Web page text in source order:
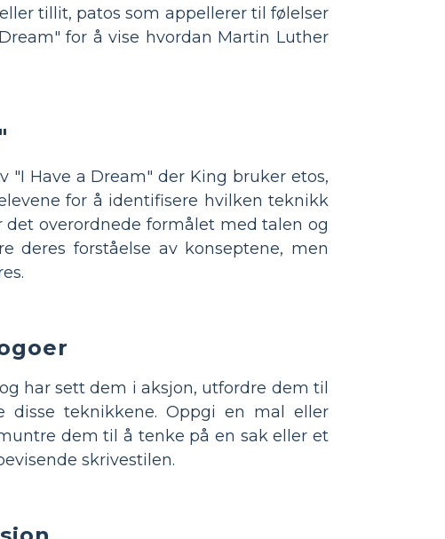
tillit, patos som appellerer til følelser
for å vise hvordan Martin Luther
"I Have a Dream" der King bruker etos,
for å identifisere hvilken teknikk
overordnede formålet med talen og
deres forståelse av konseptene, men
har sett dem i aksjon, utfordre dem til
disse teknikkene. Oppgi en mal eller
dem til å tenke på en sak eller et
skrivestilen.